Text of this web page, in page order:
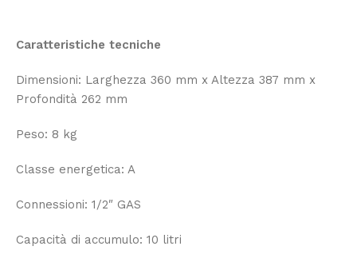
Caratteristiche tecniche
Dimensioni: Larghezza 360 mm x Altezza 387 mm x
Profondità 262 mm
Peso: 8 kg
Classe energetica: A
Connessioni: 1/2″ GAS
Capacità di accumulo: 10 litri